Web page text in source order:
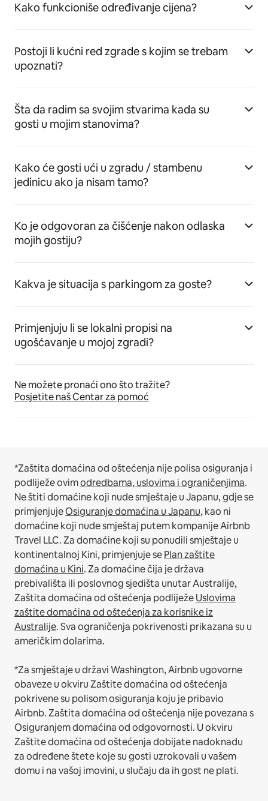
Kako funkcioniše određivanje cijena?
Postoji li kućni red zgrade s kojim se trebam
upoznati?
Šta da radim sa svojim stvarima kada su
gosti u mojim stanovima?
Kako će gosti ući u zgradu / stambenu
jedinicu ako ja nisam tamo?
Ko je odgovoran za čišćenje nakon odlaska
mojih gostiju?
Kakva je situacija s parkingom za goste?
Primjenjuju li se lokalni propisi na
ugošćavanje u mojoj zgradi?
Ne možete pronaći ono što tražite?
Posjetite naš Centar za pomoć
*Zaštita domaćina od oštećenja nije polisa osiguranja i
podliježe ovimodredbama, uslovima i ograničenjima.
Ne štiti domaćine koji nude smještaje u Japanu, gdje se
primjenjujeOsiguranje domaćina u Japanu, kao ni
domaćine koji nude smještaj putem kompanije Airbnb
Travel LLC.Za domaćine koji su ponudili smještaje u
kontinentalnoj Kini, primjenjuje sePlan zaštite
domaćina u Kini.Za domaćine čija je država
prebivališta ili poslovnog sjedišta unutar Australije,
Zaštita domaćina od oštećenja podliježeUslovima
zaštite domaćina od oštećenja za korisnike iz
Australije. Sva ograničenja pokrivenosti prikazana su u
američkim dolarima.
*Za smještaje u državi Washington, Airbnb ugovorne
obaveze u okviru Zaštite domaćina od oštećenja
pokrivene su polisom osiguranja koju je pribavio
Airbnb. Zaštita domaćina od oštećenja nije povezana s
Osiguranjem domaćina od odgovornosti. U okviru
Zaštite domaćina od oštećenja dobijate nadoknadu
za određene štete koje su gosti uzrokovali u vašem
domu i na vašoj imovini, u slučaju da ih gost ne plati.